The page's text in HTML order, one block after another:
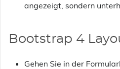
angezeigt, sondern
Bootstrap 4
Gehen Sie in der